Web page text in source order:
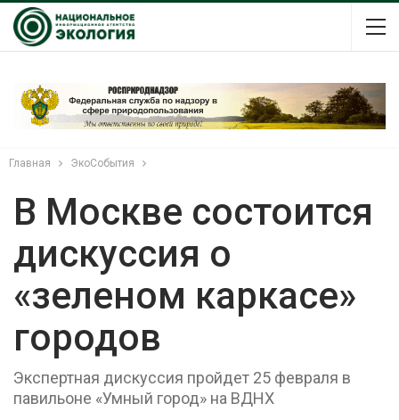
Главная ЭкоСобытия
В Москве состоится
дискуссия о
«зеленом каркасе»
городов
Экспертная дискуссия пройдет 25 февраля в
павильоне «Умный город» на ВДНХ